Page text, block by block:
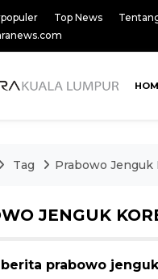
Top News
Tag Prabowo Jenguk
JENGUK
prabowo